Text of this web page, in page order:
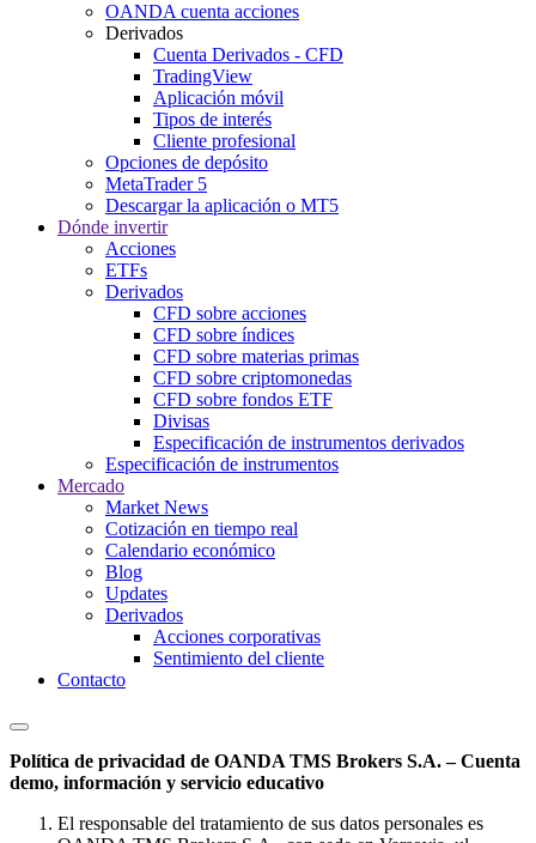
OANDA cuenta acciones
Derivados
Cuenta Derivados - CFD
TradingView
Aplicación móvil
Tipos de interés
Cliente profesional
Opciones de depósito
MetaTrader 5
Descargar la aplicación o MT5
Dónde invertir
Acciones
ETFs
Derivados
CFD sobre acciones
CFD sobre índices
CFD sobre materias primas
CFD sobre criptomonedas
CFD sobre fondos ETF
Divisas
Especificación de instrumentos derivados
Especificación de instrumentos
Mercado
Market News
Cotización en tiempo real
Calendario económico
Blog
Updates
Derivados
Acciones corporativas
Sentimiento del cliente
Contacto
Política de privacidad de OANDA TMS Brokers S.A. – Cuenta
demo, información y servicio educativo
El responsable del tratamiento de sus datos personales es